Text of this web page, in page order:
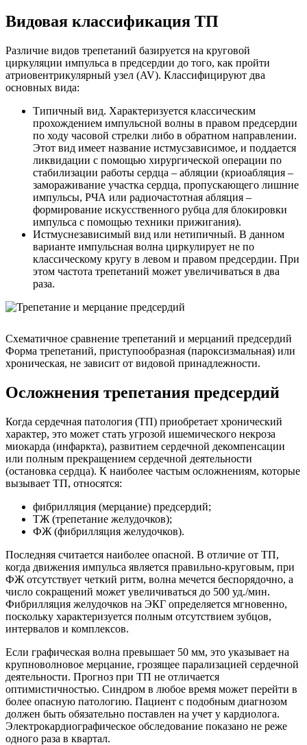
Видовая классификация ТП
Различие видов трепетаний базируется на круговой
циркуляции импульса в предсердии до того, как пройти
атриовентрикулярный узел (AV). Классифицируют два
основных вида:
Типичный вид. Характеризуется классическим
прохождением импульсной волны в правом предсердии
по ходу часовой стрелки либо в обратном направлении.
Этот вид имеет название истмусзависимое, и поддается
ликвидации с помощью хирургической операции по
стабилизации работы сердца – абляции (криоабляция –
замораживание участка сердца, пропускающего лишние
импульсы, РЧА или радиочастотная абляция –
формирование искусственного рубца для блокировки
импульса с помощью техники прижигания).
Истмуснезависимый вид или нетипичный. В данном
варианте импульсная волна циркулирует не по
классическому кругу в левом и правом предсердии. При
этом частота трепетаний может увеличиваться в два
раза.
Схематичное сравнение трепетаний и мерцаний предсердий
Форма трепетаний, приступообразная (пароксизмальная) или
хроническая, не зависит от видовой принадлежности.
Осложнения трепетания предсердий
Когда сердечная патология (ТП) приобретает хронический
характер, это может стать угрозой ишемического некроза
миокарда (инфаркта), развитием сердечной декомпенсации
или полным прекращением сердечной деятельности
(остановка сердца). К наиболее частым осложнениям, которые
вызывает ТП, относятся:
фибрилляция (мерцание) предсердий;
ТЖ (трепетание желудочков);
ФЖ (фибрилляция желудочков).
Последняя считается наиболее опасной. В отличие от ТП,
когда движения импульса является правильно-круговым, при
ФЖ отсутствует четкий ритм, волна мечется беспорядочно, а
число сокращений может увеличиваться до 500 уд./мин.
Фибрилляция желудочков на ЭКГ определяется мгновенно,
поскольку характеризуется полным отсутствием зубцов,
интервалов и комплексов.
Если графическая волна превышает 50 мм, это указывает на
крупноволновое мерцание, грозящее парализацией сердечной
деятельности. Прогноз при ТП не отличается
оптимистичностью. Синдром в любое время может перейти в
более опасную патологию. Пациент с подобным диагнозом
должен быть обязательно поставлен на учет у кардиолога.
Электрокардиографическое обследование показано не реже
одного раза в квартал.